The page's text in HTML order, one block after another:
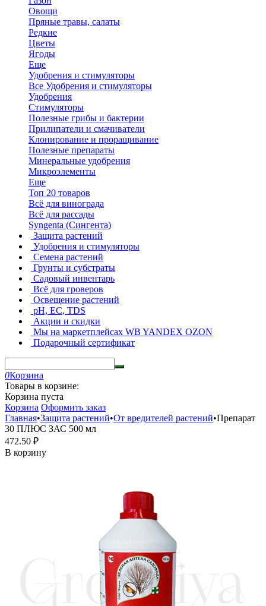
Овощи
Пряные травы, салаты
Редкие
Цветы
Ягоды
Еще
Удобрения и стимуляторы
Все Удобрения и стимуляторы
Удобрения
Стимуляторы
Полезные грибы и бактерии
Прилипатели и смачиватели
Клонирование и проращивание
Полезные препараты
Минеральные удобрения
Микроэлементы
Еще
Топ 20 товаров
Всё для винограда
Всё для рассады
Syngenta (Сингента)
Защита растений
Удобрения и стимуляторы
Семена растений
Грунты и субстраты
Садовый инвентарь
Всё для гроверов
Освещение растений
pH, EC, TDS
Акции и скидки
Мы на маркетплейсах WB YANDEX OZON
Подарочный сертификат
0Корзина
Товары в корзине:
Корзина пуста
Корзина Оформить заказ
Главная•Защита растений•От вредителей растений•Препарат
30 ПЛЮС ЗАС 500 мл
472.50 ₽
В корзину